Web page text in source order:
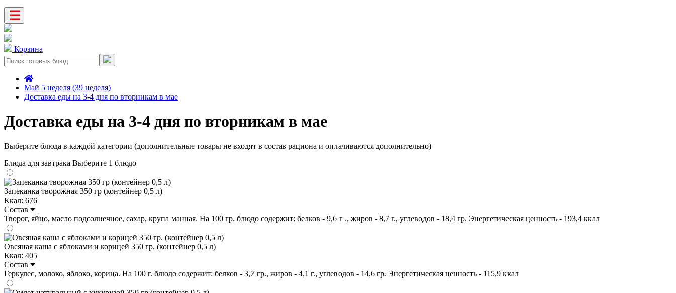
Корзина
Май 5 неделя (39 неделя)
Доставка еды на 3-4 дня по вторникам в мае
Доставка еды на 3-4 дня по вторникам в мае
Выберите блюда в каждой категории (дополнительные товары не входят в состав рациона и оплачиваются дополнительно)
Блюда для завтрака Выберите 1 блюдо
Запеканка творожная 350 гр (контейнер 0,5 л)
Ккал: 676
Состав
Творог, яйцо, масло подсолнечное, сахар, крупа манная. На 100 гр. блюдо содержит: белков - 9,6 г ., жиров - 8,7 г., углеводов - 18,4 гр. Энергетическая ценность - 193,4 ккал
Овсяная каша с яблоками и корицей 350 гр. (контейнер 0,5 л)
Ккал: 405
Состав
Геркулес, молоко, яблоко, корица. На 100 г. блюдо содержит: белков - 3,7 гр., жиров - 4,1 г., углеводов - 14,6 гр. Энергетическая ценность - 115,9 ккал